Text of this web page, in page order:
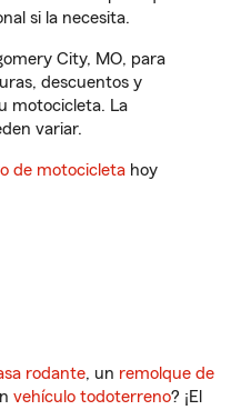
si la necesita.
City, MO, para
descuentos y
motocicleta. La
variar.
de motocicleta hoy
rodante, un remolque de
vehículo todoterreno? ¡El